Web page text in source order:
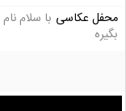
محفل عکاسی با سلام
بگیره